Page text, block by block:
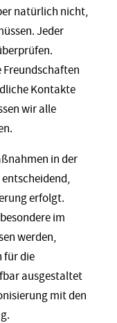
natürlich nicht,
Jeder
Kontakte
wir alle
in der
erfolgt.
im
werden,
für die
ausgestaltet
mit den